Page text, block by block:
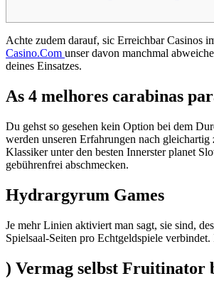
Achte zudem darauf, sic Erreichbar Casinos
Casino.Com unser davon manchmal
deines Einsatzes.
As 4 melhores carabinas
Du gehst so gesehen kein Option bei dem
werden unseren Erfahrungen nach
Klassiker unter den besten Innerster planet
gebührenfrei abschmecken.
Hydrargyrum Games
Je mehr Linien aktiviert man sagt, sie sind,
Spielsaal-Seiten pro Echtgeldspiele
) Vermag selbst Fruitinator